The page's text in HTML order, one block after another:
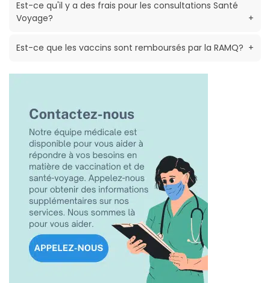
Est-ce qu'il y a des frais pour les consultations Santé
Voyage?
+
Est-ce que les vaccins sont remboursés par la RAMQ? +